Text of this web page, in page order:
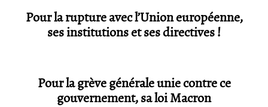
Pour la rupture avec l’Union européenne,
ses institutions et ses directives !
Pour la grève générale unie contre ce
gouvernement, sa loi Macron